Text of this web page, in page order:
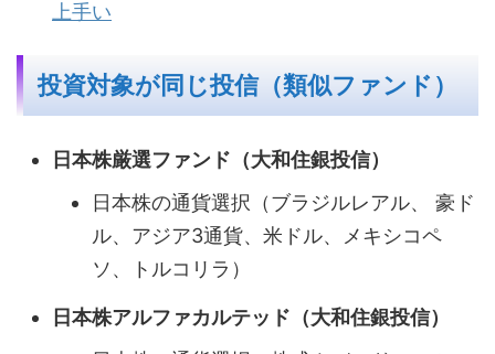
上手い
投資対象が同じ投信（類似ファンド）
日本株厳選ファンド（大和住銀投信）
日本株の通貨選択（ブラジルレアル、 豪ド
ル、アジア3通貨、米ドル、メキシコペ
ソ、トルコリラ）
日本株アルファカルテッド（大和住銀投信）